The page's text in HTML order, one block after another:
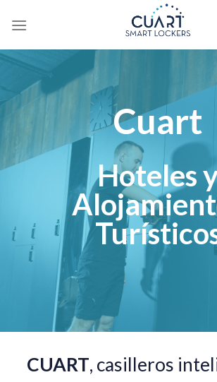
Cuart
Hoteles
CUART, casilleros